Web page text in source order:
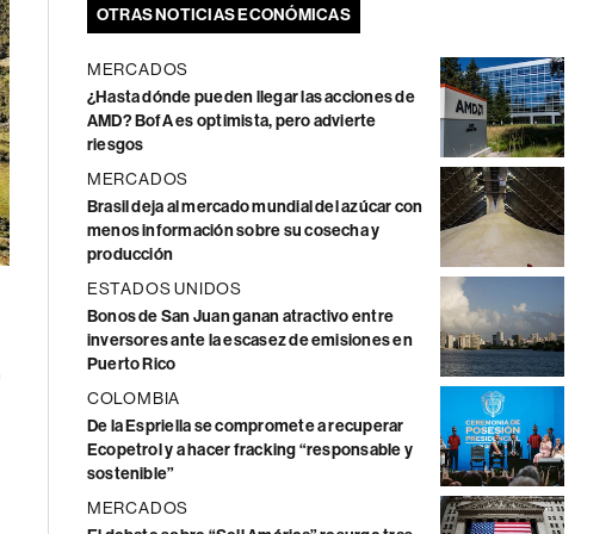
OTRAS NOTICIAS ECONÓMICAS
MERCADOS
¿Hasta dónde pueden llegar las acciones de
AMD? BofA es optimista, pero advierte
riesgos
MERCADOS
Brasil deja al mercado mundial del azúcar con
menos información sobre su cosecha y
producción
ESTADOS UNIDOS
Bonos de San Juan ganan atractivo entre
inversores ante la escasez de emisiones en
Puerto Rico
COLOMBIA
De la Espriella se compromete a recuperar
Ecopetrol y a hacer fracking “responsable y
sostenible”
MERCADOS